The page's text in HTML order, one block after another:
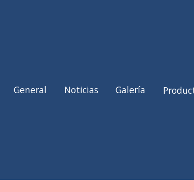
General Noticias Galería